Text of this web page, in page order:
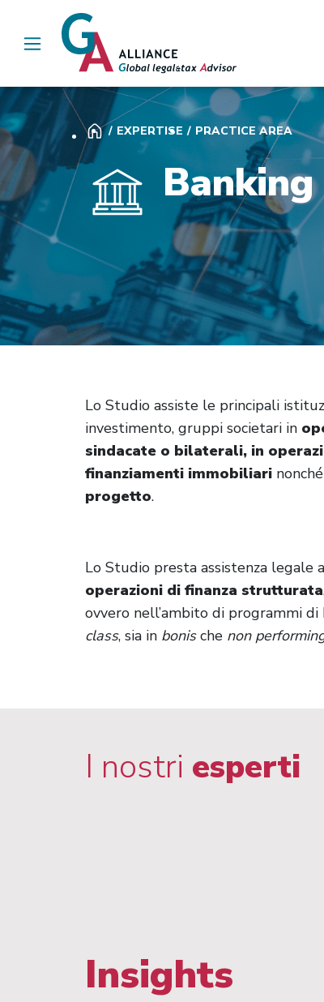
Main Navigation
EXPERTISE PRACTICE AREA
Lo Studio assiste le principali
investimento, gruppi societari in
sindacate o bilaterali, in
finanziamenti immobiliari
progetto.
Lo Studio presta assistenza legale
operazioni di finanza strutturata
ovvero nell’ambito di programmi
class, sia in bonische non
I nostri esperti
Insights